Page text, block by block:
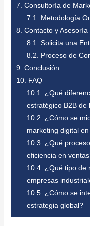
7. Consultoría de
7.1.
Metodología
8. Contacto y
8.1.
Solicita una
8.2.
Proceso de
9. Conclusión
10. FAQ
10.1.
¿Qué
estratégico B2B de
10.2.
¿Cómo se
marketing digital
10.3.
¿Qué
eficiencia en
10.4. ¿Qué tipo de
empresas
10.5. ¿Cómo se
estrategia global?